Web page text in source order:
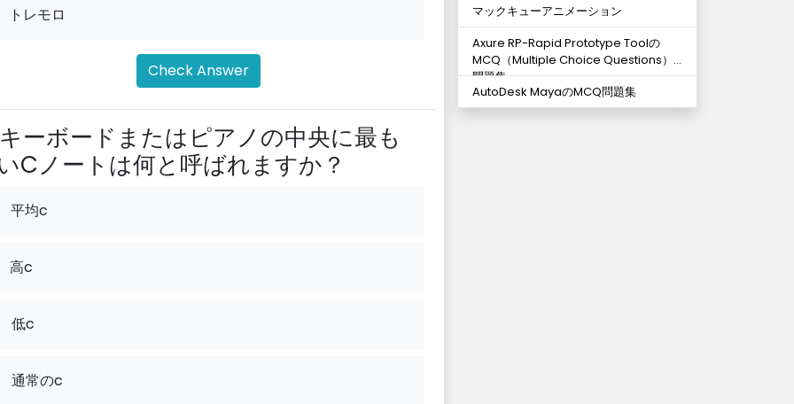
トレモロ
Check Answer
キーボードまたはピアノの中央に最も
Cノートは何と呼ばれますか？
平均c
高c
低c
通常のc
マックキューアニメーション
Axure RP-Rapid Prototype Toolの
MCQ（Multiple Choice Questions）
問題集
AutoDesk MayaのMCQ問題集